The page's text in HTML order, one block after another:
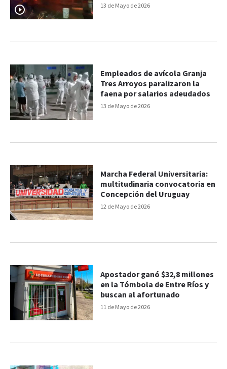
13 de Mayo de 2026
13 de Mayo de 2026
Empleados de avícola Granja
Tres Arroyos paralizaron la
faena por salarios adeudados
12 de Mayo de 2026
Marcha Federal Universitaria:
multitudinaria convocatoria en
Concepción del Uruguay
11 de Mayo de 2026
Apostador ganó $32,8 millones
en la Tómbola de Entre Ríos y
buscan al afortunado